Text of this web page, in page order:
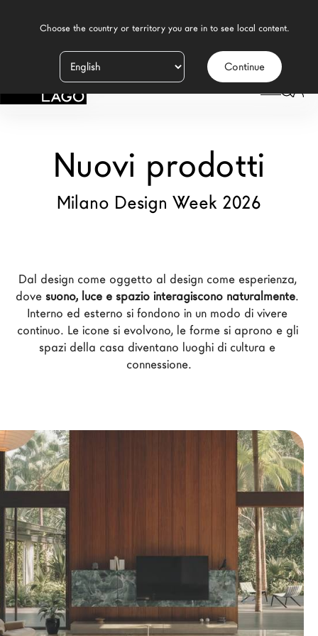
Continue
Prodotti
Configuratore
Contract
Negozi
Promozioni
Il Brand
Architetti
LAGO Homes
Contatti
Lavora con noi
Language
NUOVI PRODOTTI
Nuovi prodotti
Milano Design Week 2026
Dal design come oggetto al design come esperienza,
dove suono, luce e spazio interagiscono naturalmente.
Interno ed esterno si fondono in un modo di vivere
continuo. Le icone si evolvono, le forme si aprono e gli
spazi della casa diventano luoghi di cultura e
connessione.